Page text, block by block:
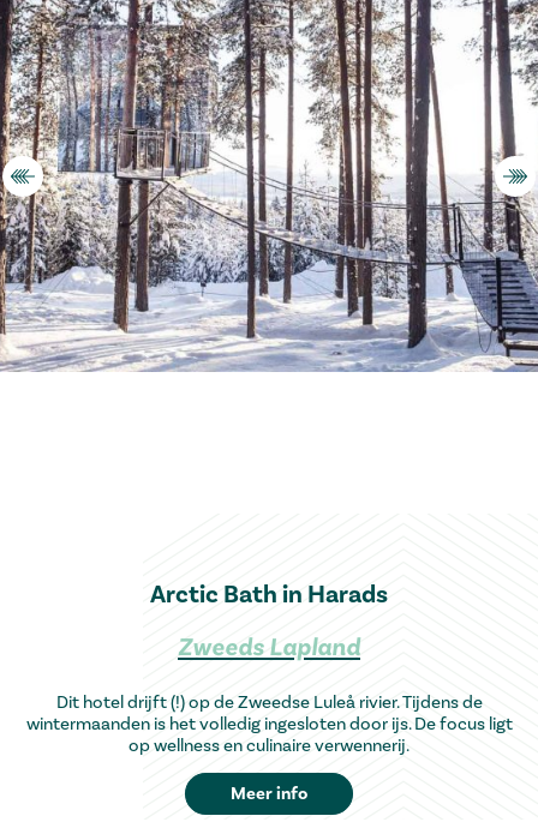
Arctic Bath in Harads
Zweeds Lapland
Dit hotel drijft (!) op de Zweedse Luleå rivier. Tijdens de
wintermaanden is het volledig ingesloten door ijs. De focus ligt
op wellness en culinaire verwennerij.
Meer info